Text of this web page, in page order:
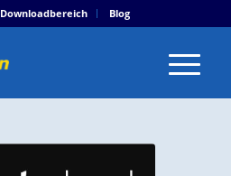
Downloadbereich Blog